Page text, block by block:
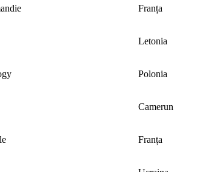
Franța
Letonia
Polonia
Camerun
Franța